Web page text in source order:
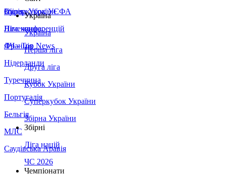
Збірна України
Італія
Німеччина
Франція
Нідерланди
Туреччина
Португалія
Бельгія
МЛС
Саудівська Аравія
Суперкубок УЄФА
Ліга конференцій
ЛЧ - Top News
Україна
Україна
Перша ліга
Друга ліга
Кубок України
Суперкубок України
Збірна України
Збірні
Ліга націй
ЧС 2026
Чемпіонати